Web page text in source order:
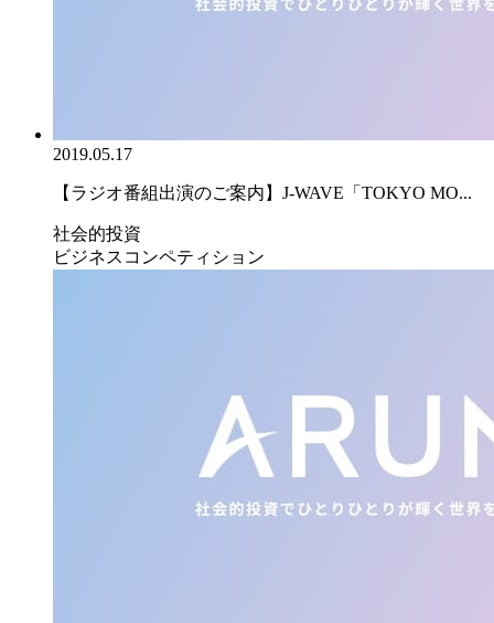
2019.05.17
【ラジオ番組出演のご案内】J-WAVE「TOKYO MO...
社会的投資
ビジネスコンペティション